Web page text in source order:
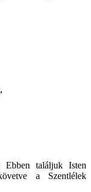
Ebben találjuk Isten
a Szentlélek